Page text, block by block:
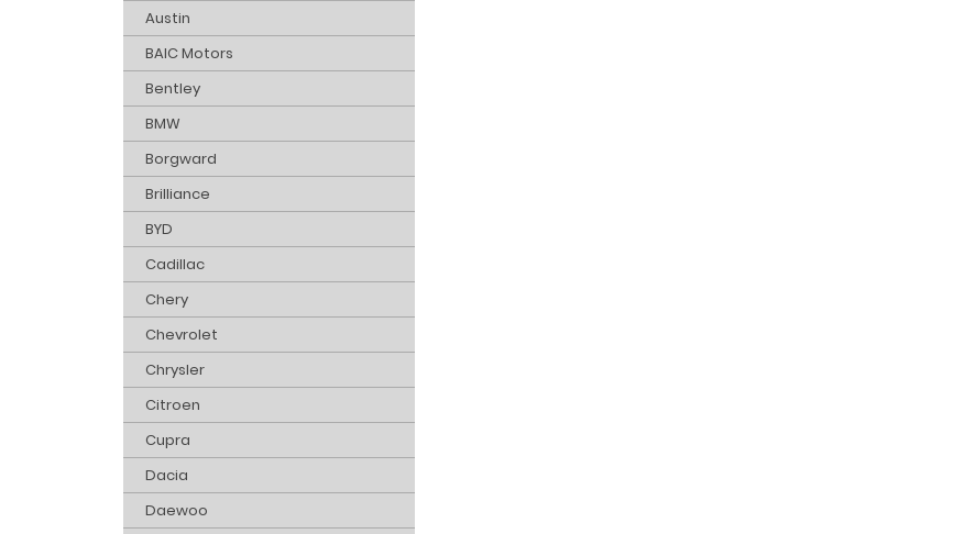
Austin
BAIC Motors
Bentley
BMW
Borgward
Brilliance
BYD
Cadillac
Chery
Chevrolet
Chrysler
Citroen
Cupra
Dacia
Daewoo